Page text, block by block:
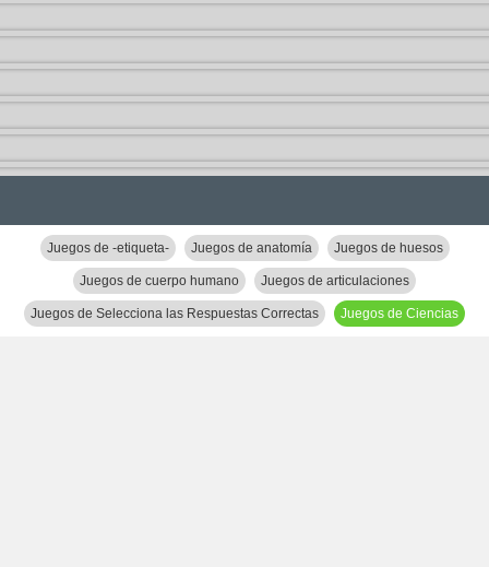
Juegos de -etiqueta- Juegos de anatomía Juegos de huesos
Juegos de cuerpo humano Juegos de articulaciones
Juegos de Selecciona las Respuestas Correctas Juegos de Ciencias